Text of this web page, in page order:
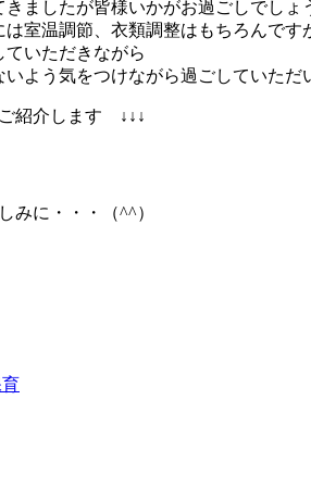
ましたが皆様いかがお過ごしでしょ
室温調節、衣類調整はもちろんです
いただきながら
よう気をつけながら過ごしていただ
紹介します ↓↓↓
みに・・・（^^）